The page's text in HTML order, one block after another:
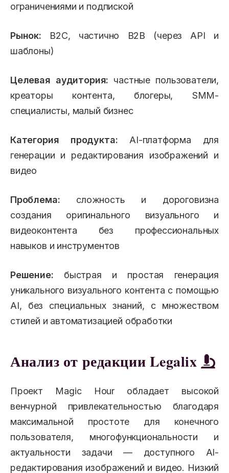
ограничениями и подпиской
Рынок: B2C, частично B2B (через API и
шаблоны)
Целевая аудитория: частные пользователи,
креаторы контента, блогеры, SMM-
специалисты, малый бизнес
Категория продукта: AI-платформа для
генерации и редактирования изображений и
видео
Проблема: сложность и дороговизна
создания оригинального визуального и
видеоконтента без профессиональных
навыков и инструментов
Решение: быстрая и простая генерация
уникального визуального контента с помощью
AI, без специальных знаний, с множеством
стилей и автоматизацией обработки
Анализ от редакции Legalix
Проект Magic Hour обладает высокой
венчурной привлекательностью благодаря
максимальной простоте для конечного
пользователя, многофункциональности и
актуальности задачи — доступного AI-
редактирования изображений и видео. Низкий